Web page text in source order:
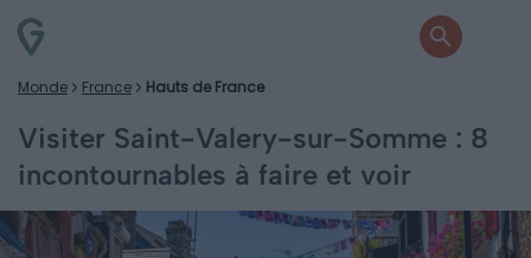
Monde France Hauts de France
Visiter Saint-Valery-sur-Somme : 8
incontournables à faire et voir